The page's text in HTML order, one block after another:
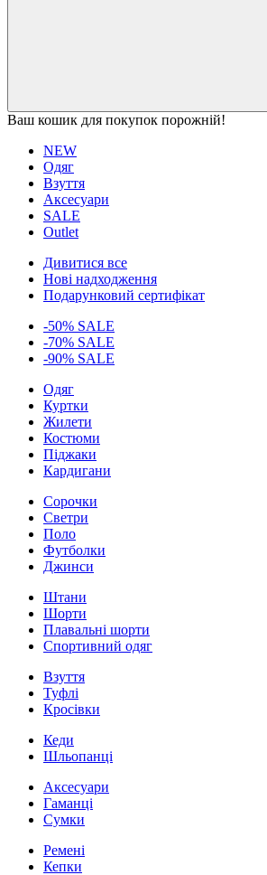
Ваш кошик для покупок порожній!
NEW
Одяг
Взуття
Аксесуари
SALE
Outlet
Дивитися все
Нові надходження
Подарунковий сертифікат
-50% SALE
-70% SALE
-90% SALE
Одяг
Куртки
Жилети
Костюми
Піджаки
Кардигани
Сорочки
Светри
Поло
Футболки
Джинси
Штани
Шорти
Плавальні шорти
Спортивний одяг
Взуття
Туфлі
Кросівки
Кеди
Шльопанці
Аксесуари
Гаманці
Сумки
Ремені
Кепки